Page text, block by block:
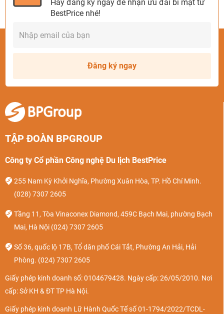
Hãy đăng ký ngay để nhận ưu đãi bí mật từ
BestPrice nhé!
Đăng ký ngay
TẬP ĐOÀN BPGROUP
Công ty Cổ phần Công nghệ Du lịch BestPrice
255 Nam Kỳ Khởi Nghĩa, Phường Xuân Hòa, TP. Hồ Chí Minh.
(028) 7307 2605
Tầng 11, Tòa Vinaconex Diamond, 459C Bạch Mai, phường Bạch
Mai, Hà Nội (024) 7307 2605
Số 36, quốc lộ 17B, Tổ dân phố Cái Tắt, Phường An Hải, Hải
Phòng. (024) 7307 2605
Giấy phép kinh doanh số: 0104679428. Ngày cấp: 26/05/2010. Nơi
cấp: Sở KH & ĐT TP Hà Nội.
Giấy phép kinh doanh Lữ Hành Quốc Tế số 01-1794/2022/TCDL-